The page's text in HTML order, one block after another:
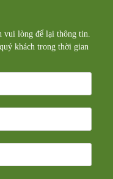
lòng để lại thông tin.
khách trong thời gian